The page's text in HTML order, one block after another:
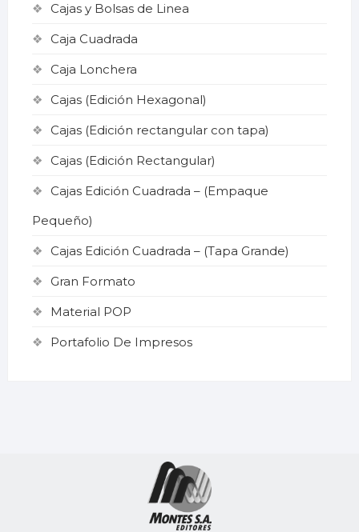
Cajas y Bolsas de Linea
Caja Cuadrada
Caja Lonchera
Cajas (Edición Hexagonal)
Cajas (Edición rectangular con tapa)
Cajas (Edición Rectangular)
Cajas Edición Cuadrada – (Empaque
Pequeño)
Cajas Edición Cuadrada – (Tapa Grande)
Gran Formato
Material POP
Portafolio De Impresos